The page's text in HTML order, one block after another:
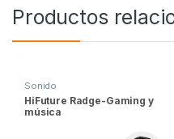
Productos
Sonido
HiFuture Radge-Gaming y
música